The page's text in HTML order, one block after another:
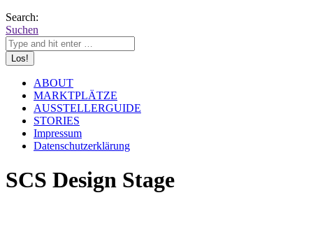
Search:
Suchen
ABOUT
MARKTPLÄTZE
AUSSTELLERGUIDE
STORIES
Impressum
Datenschutzerklärung
SCS Design Stage